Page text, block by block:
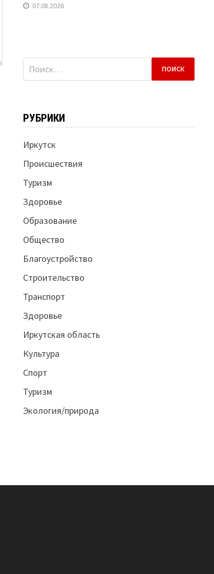
07.08.2026
Найти:
РУБРИКИ
Иркутск
Происшествия
Туризм
Здоровье
Образование
Общество
Благоустройство
Строительство
Транспорт
Здоровье
Иркутская область
Культура
Спорт
Туризм
Экология/природа